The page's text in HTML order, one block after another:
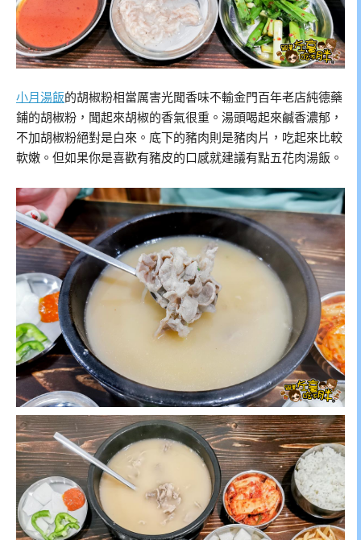
小月湯飯的胡椒粉相當厲害光聞香味不輸金門百年老店純德藥
鋪的胡椒粉，聞起來胡椒的香氣很重。湯頭喝起來鹹香濃郁，
不加胡椒粉絕對是白來。底下的豬肉則是豬肉片，吃起來比較
軟嫩。但如果你是喜歡有豬皮的口感就建議有點五花肉湯飯。